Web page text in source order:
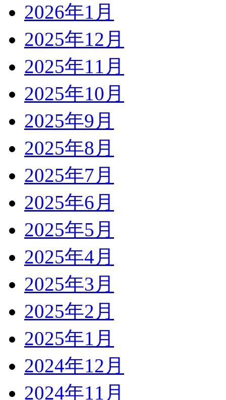
2026年1月
2025年12月
2025年11月
2025年10月
2025年9月
2025年8月
2025年7月
2025年6月
2025年5月
2025年4月
2025年3月
2025年2月
2025年1月
2024年12月
2024年11月